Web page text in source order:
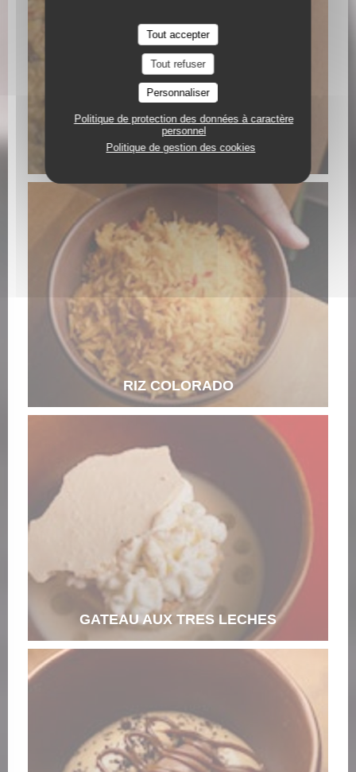
Tout accepter
Tout refuser
Personnaliser
Politique de protection des données à caractère
personnel
Politique de gestion des cookies
RIZ MORO DE LENTILLE CREMEUX
RIZ COLORADO
GATEAU AUX TRES LECHES